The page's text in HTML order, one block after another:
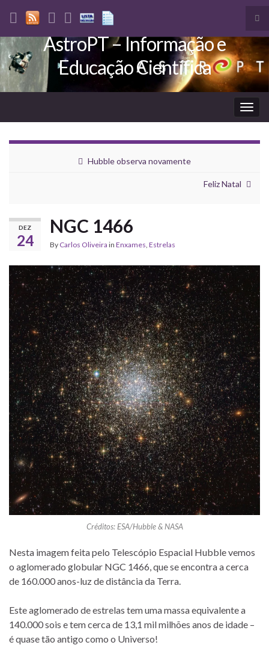
Search for:
AstroPT – Informação e
Educação Científica
Hubble observa novamente
Feliz Natal
DEZ
24
NGC 1466
By Carlos Oliveira in Enxames, Estrelas
Créditos: ESA/Hubble & NASA
Nesta imagem feita pelo Telescópio Espacial Hubble vemos
o aglomerado globular NGC 1466, que se encontra a cerca
de 160.000 anos-luz de distância da Terra.
Este aglomerado de estrelas tem uma massa equivalente a
140.000 sois e tem cerca de 13,1 mil milhões anos de idade –
é quase tão antigo como o Universo!